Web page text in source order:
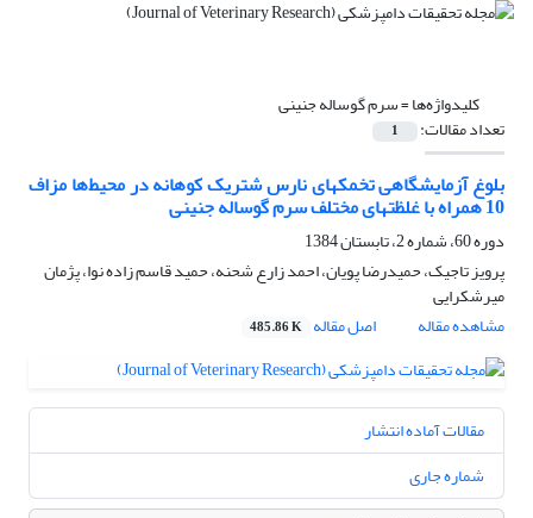
کلیدواژه‌ها =سرم گوساله جنینی
تعداد مقالات: 1
بلوغ آزمایشگاهی تخمکهای نارس شتریک کوهانه در محیط‌ها مزاف
10 همراه با غلظتهای مختلف سرم گوساله جنینی
دوره 60، شماره 2، تابستان 1384
پرویز تاجیک، حمیدرضا پویان، احمد زارع شحنه، حمید قاسم زاده نوا، پژمان
میرشکرایی
مشاهده مقاله
اصل مقاله 485.86 K
مقالات آماده انتشار
شماره جاری